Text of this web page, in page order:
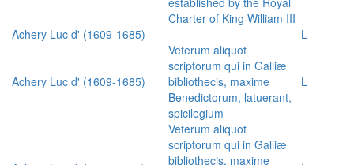
Charter of King William III
Achery Luc d' (1609-1685) L
Achery Luc d' (1609-1685)
Veterum aliquot
scriptorum qui in Galliæ
bibliothecis, maxime
Benedictorum, latuerant,
spicilegium
L
Veterum aliquot
scriptorum qui in Galliæ
bibliothecis, maxime